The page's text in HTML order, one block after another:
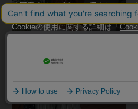
「同意する」ボタンを押すと、ユ
用に同意したことになります。
Cookieの使用に関する詳細は「